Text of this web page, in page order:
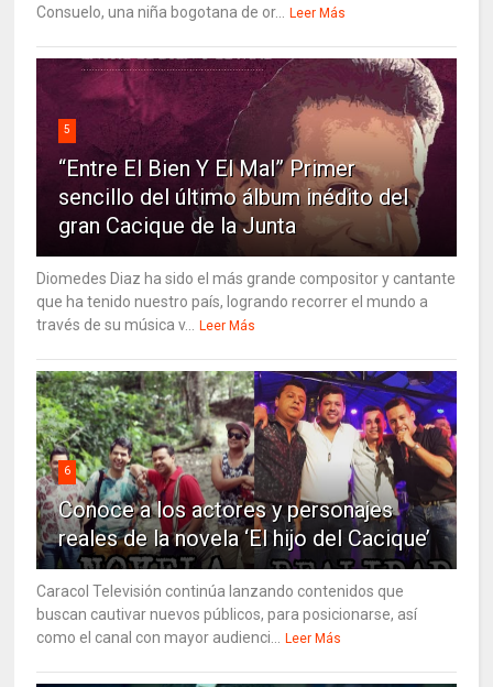
Consuelo, una niña bogotana de or...
Leer Más
5
“Entre El Bien Y El Mal” Primer
sencillo del último álbum inédito del
gran Cacique de la Junta
Diomedes Diaz ha sido el más grande compositor y cantante
que ha tenido nuestro país, logrando recorrer el mundo a
través de su música v...
Leer Más
6
Conoce a los actores y personajes
reales de la novela ‘El hijo del Cacique’
Caracol Televisión continúa lanzando contenidos que
buscan cautivar nuevos públicos, para posicionarse, así
como el canal con mayor audienci...
Leer Más